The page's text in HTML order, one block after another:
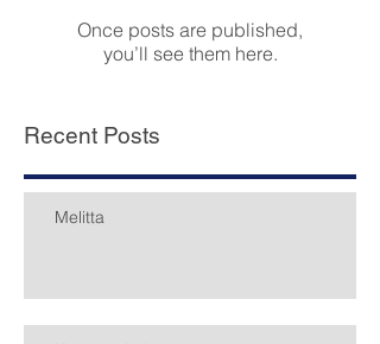
Once posts are published,
you’ll see them here.
Recent Posts
Melitta